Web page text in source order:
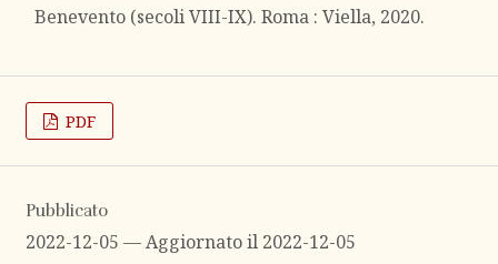
Benevento (secoli VIII-IX). Roma : Viella, 2020.
PDF
Pubblicato
2022-12-05 — Aggiornato il 2022-12-05